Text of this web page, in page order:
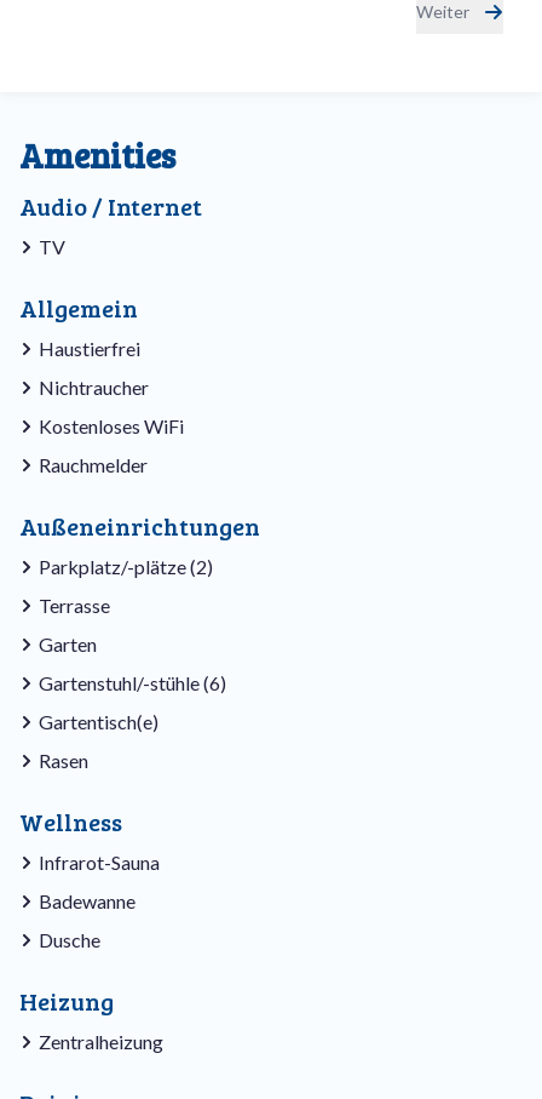
Weiter
Amenities
Audio / Internet
TV
Allgemein
Haustierfrei
Nichtraucher
Kostenloses WiFi
Rauchmelder
Außeneinrichtungen
Parkplatz/-plätze (2)
Terrasse
Garten
Gartenstuhl/-stühle (6)
Gartentisch(e)
Rasen
Wellness
Infrarot-Sauna
Badewanne
Dusche
Heizung
Zentralheizung